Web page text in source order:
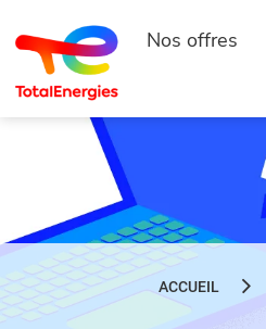
Nos offres
ACCUEIL